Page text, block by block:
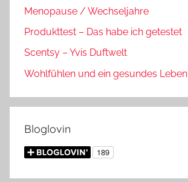
Menopause / Wechseljahre
Produkttest – Das habe ich getestet
Scentsy – Yvis Duftwelt
Wohlfühlen und ein gesundes Leben
Bloglovin